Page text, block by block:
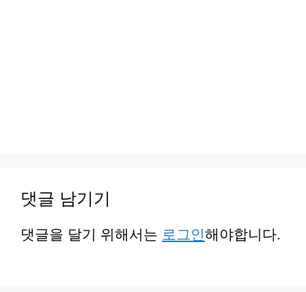
댓글 남기기
댓글을 달기 위해서는 로그인해야합니다.